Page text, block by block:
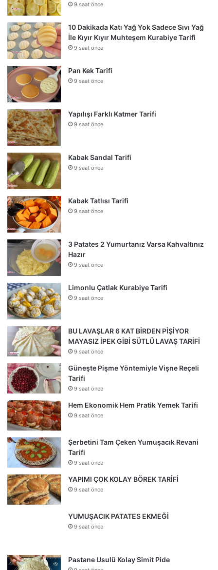
9 saat önce
10 Dakikada Katı Yağ Yok Sadece Sıvı Yağ
İle Kıyır Kıyır Muhteşem Kurabiye Tarifi
9 saat önce
Pan Kek Tarifi
9 saat önce
Yapılışı Farklı Katmer Tarifi
9 saat önce
Kabak Sandal Tarifi
9 saat önce
Kabak Tatlısı Tarifi
9 saat önce
3 Patates 2 Yumurtanız Varsa Kahvaltınız
Hazır
9 saat önce
Limonlu Çatlak Kurabiye Tarifi
9 saat önce
BU LAVAŞLAR 6 KAT BİRDEN PİŞİYOR
MAYASIZ İPEK GİBİ SÜTLÜ LAVAŞ TARİFİ
9 saat önce
Güneşte Pişme Yöntemiyle Vişne Reçeli
Tarifi
9 saat önce
Hem Ekonomik Hem Pratik Yemek Tarifi
9 saat önce
Şerbetini Tam Çeken Yumuşacık Revani
Tarifi
9 saat önce
YAPIMI ÇOK KOLAY BÖREK TARİFİ
9 saat önce
YUMUŞACIK PATATES EKMEĞİ
9 saat önce
Pastane Usulü Kolay Simit Pide